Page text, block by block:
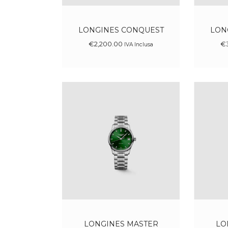
LONGINES CONQUEST
€2,200 00 IVA Inclusa €
LONGINES MASTER